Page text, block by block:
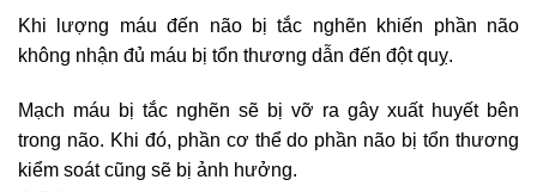
Khi lượng máu đến não bị tắc nghẽn khiến phần não
không nhận đủ máu bị tổn thương dẫn đến đột quỵ.
Mạch máu bị tắc nghẽn sẽ bị vỡ ra gây xuất huyết bên
trong não. Khi đó, phần cơ thể do phần não bị tổn thương
kiểm soát cũng sẽ bị ảnh hưởng.